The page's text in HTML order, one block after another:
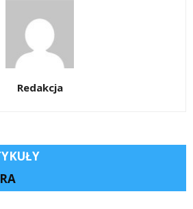
Redakcja